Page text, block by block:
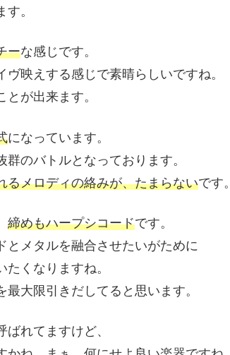
。
ーな感じです。
映えする感じで素晴らしいですね。
が出来ます。
になっています。
のバトルとなっております。
るメロディの絡みが、たまらないです。
締めもハープシコードです。
とメタルを融合させたいがために
たくなりますね。
最大限引きだしてると思います。
ばれてますけど、